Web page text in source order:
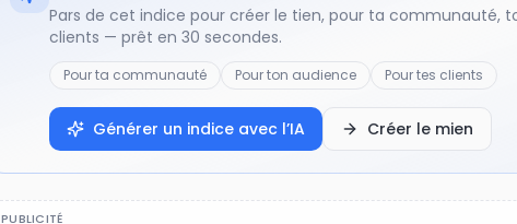
Pars de cet indice pour créer le tien, pour ta communauté,
clients — prêt en 30 secondes.
Pour ta communauté Pour ton audience Pour tes clients
Générer un indice avec l’IA Créer le mien
PUBLICITÉ